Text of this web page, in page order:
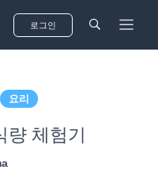
로그인
요리
량 체험기